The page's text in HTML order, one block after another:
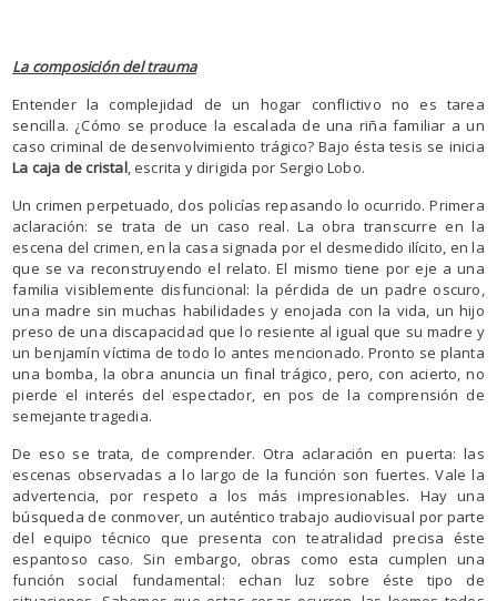
La composición del trauma
Entender la complejidad de un hogar conflictivo no es tarea
sencilla. ¿Cómo se produce la escalada de una riña familiar a un
caso criminal de desenvolvimiento trágico? Bajo ésta tesis se inicia
La caja de cristal, escrita y dirigida por Sergio Lobo.
Un crimen perpetuado, dos policías repasando lo ocurrido. Primera
aclaración: se trata de un caso real. La obra transcurre en la
escena del crimen, en la casa signada por el desmedido ilícito, en la
que se va reconstruyendo el relato. El mismo tiene por eje a una
familia visiblemente disfuncional: la pérdida de un padre oscuro,
una madre sin muchas habilidades y enojada con la vida, un hijo
preso de una discapacidad que lo resiente al igual que su madre y
un benjamín víctima de todo lo antes mencionado. Pronto se planta
una bomba, la obra anuncia un final trágico, pero, con acierto, no
pierde el interés del espectador, en pos de la comprensión de
semejante tragedia.
De eso se trata, de comprender. Otra aclaración en puerta: las
escenas observadas a lo largo de la función son fuertes. Vale la
advertencia, por respeto a los más impresionables. Hay una
búsqueda de conmover, un auténtico trabajo audiovisual por parte
del equipo técnico que presenta con teatralidad precisa éste
espantoso caso. Sin embargo, obras como esta cumplen una
función social fundamental: echan luz sobre éste tipo de